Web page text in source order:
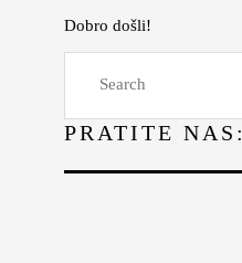
Dobro došli!
PRATITE NAS:
Lepota